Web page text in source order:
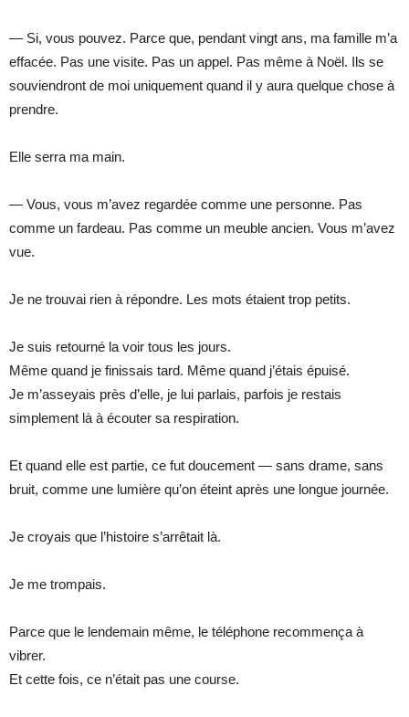
— Si, vous pouvez. Parce que, pendant vingt ans, ma famille m’a
effacée. Pas une visite. Pas un appel. Pas même à Noël. Ils se
souviendront de moi uniquement quand il y aura quelque chose à
prendre.
Elle serra ma main.
— Vous, vous m’avez regardée comme une personne. Pas
comme un fardeau. Pas comme un meuble ancien. Vous m’avez
vue.
Je ne trouvai rien à répondre. Les mots étaient trop petits.
Je suis retourné la voir tous les jours.
Même quand je finissais tard. Même quand j’étais épuisé.
Je m’asseyais près d’elle, je lui parlais, parfois je restais
simplement là à écouter sa respiration.
Et quand elle est partie, ce fut doucement — sans drame, sans
bruit, comme une lumière qu’on éteint après une longue journée.
Je croyais que l’histoire s’arrêtait là.
Je me trompais.
Parce que le lendemain même, le téléphone recommença à
vibrer.
Et cette fois, ce n’était pas une course.